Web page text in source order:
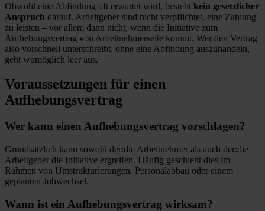
Obwohl eine Abfindung oft erwartet wird, besteht kein gesetzlicher
Anspruch darauf. Arbeitgeber sind nicht verpflichtet, eine Zahlung
zu leisten – vor allem dann nicht, wenn die Initiative zum
Aufhebungsvertrag von Arbeitnehmerseite kommt. Wer den Vertrag
also vorschnell unterschreibt, ohne eine Abfindung auszuhandeln,
geht womöglich leer aus.
Voraussetzungen für einen
Aufhebungsvertrag
Wer kann einen Aufhebungsvertrag vorschlagen?
Grundsätzlich kann sowohl der:die Arbeitnehmer als auch der:die
Arbeitgeber die Initiative ergreifen. Häufig geschieht dies im
Rahmen von Umstrukturierungen, Personalabbau oder einem
geplanten Jobwechsel.
Wann ist ein Aufhebungsvertrag wirksam?